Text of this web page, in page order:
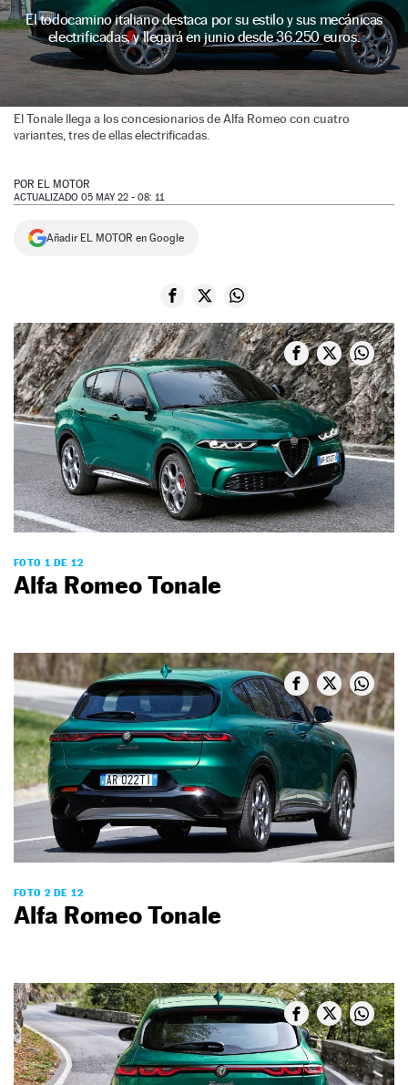
NEWSLETTER
SÍGUENOS
El todocamino italiano destaca por su estilo y sus mecánicas
electrificadas, y llegará en junio desde 36.250 euros.
El Tonale llega a los concesionarios de Alfa Romeo con cuatro
variantes, tres de ellas electrificadas.
POR EL MOTOR
ACTUALIZADO 05 MAY 22 - 08: 11
Añadir EL MOTOR en Google
FOTO 1 DE 12
Alfa Romeo Tonale
FOTO 2 DE 12
Alfa Romeo Tonale